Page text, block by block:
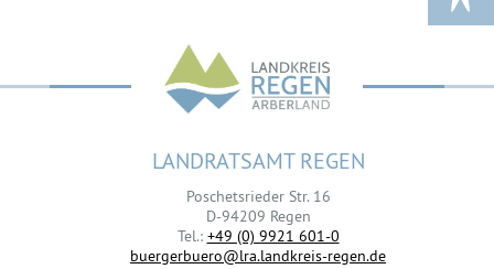
LANDRATSAMT REGEN
Poschetsrieder Str. 16
D-94209 Regen
Tel.: +49 (0) 9921 601-0
buergerbuero@lra.landkreis-regen.de